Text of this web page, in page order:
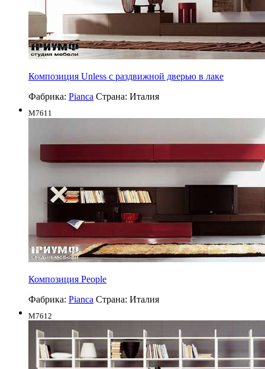
Композиция Unless с раздвижной дверью в лаке
Фабрика: Pianca Страна: Италия
M7611
Композиция People
Фабрика: Pianca Страна: Италия
M7612